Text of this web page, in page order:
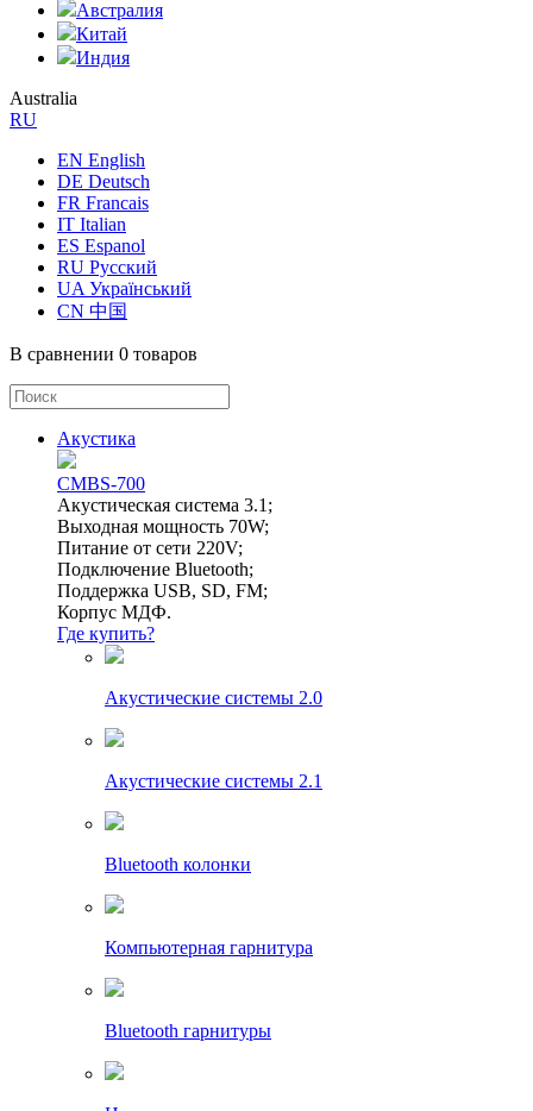
Австралия
Китай
Индия
Australia
RU
EN English
DE Deutsch
FR Francais
IT Italian
ES Espanol
RU Русский
UA Український
CN 中国
В сравнении 0 товаров
Акустика
CMBS-700
Акустическая система 3.1;
Выходная мощность 70W;
Питание от сети 220V;
Подключение Bluetooth;
Поддержка USB, SD, FM;
Корпус МДФ.
Где купить?
Акустические системы 2.0
Акустические системы 2.1
Bluetooth колонки
Компьютерная гарнитура
Bluetooth гарнитуры